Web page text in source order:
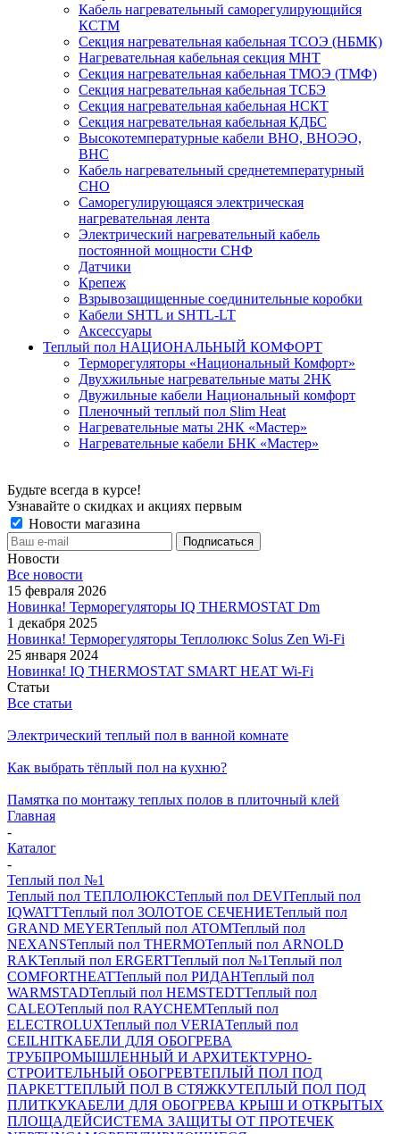
Кабель нагревательный саморегулирующийся
КСТМ
Секция нагревательная кабельная ТСОЭ (НБМК)
Нагревательная кабельная секция МНТ
Секция нагревательная кабельная ТМОЭ (ТМФ)
Секция нагревательная кабельная ТСБЭ
Секция нагревательная кабельная НСКТ
Секция нагревательная кабельная КДБС
Высокотемпературные кабели ВНО, ВНОЭО,
ВНС
Кабель нагревательный среднетемпературный
СНО
Саморегулирующаяся электрическая
нагревательная лента
Электрический нагревательный кабель
постоянной мощности СНФ
Датчики
Крепеж
Взрывозащищенные соединительные коробки
Кабели SHTL и SHTL-LT
Аксессуары
Теплый пол НАЦИОНАЛЬНЫЙ КОМФОРТ
Терморегуляторы «Национальный Комфорт»
Двухжильные нагревательные маты 2НК
Двужильные кабели Национальный комфорт
Пленочный теплый пол Slim Heat
Нагревательные маты 2НК «Мастер»
Нагревательные кабели БНК «Мастер»
Будьте всегда в курсе!
Узнавайте о скидках и акциях первым
Новости магазина
Новости
Все новости
15 февраля 2026
Новинка! Терморегуляторы IQ THERMOSTAT Dm
1 декабря 2025
Новинка! Терморегуляторы Теплолюкс Solus Zen Wi-Fi
25 января 2024
Новинка! IQ THERMOSTAT SMART HEAT Wi-Fi
Статьи
Все статьи
Электрический теплый пол в ванной комнате
Как выбрать тёплый пол на кухню?
Памятка по монтажу теплых полов в плиточный клей
Главная
-
Каталог
-
Теплый пол №1
Теплый пол ТЕПЛОЛЮКСТеплый пол DEVIТеплый пол
IQWATTТеплый пол ЗОЛОТОЕ СЕЧЕНИЕТеплый пол
GRAND MEYERТеплый пол ATOMТеплый пол
NEXANSТеплый пол THERMOТеплый пол ARNOLD
RAKТеплый пол ERGERTТеплый пол №1Теплый пол
COMFORTHEATТеплый пол РИДАНТеплый пол
WARMSTADТеплый пол HEMSTEDTТеплый пол
CALEOТеплый пол RAYCHEMТеплый пол
ELECTROLUXТеплый пол VERIAТеплый пол
CEILHITКАБЕЛИ ДЛЯ ОБОГРЕВА
ТРУБПРОМЫШЛЕННЫЙ И АРХИТЕКТУРНО-
СТРОИТЕЛЬНЫЙ ОБОГРЕВТЕПЛЫЙ ПОЛ ПОД
ПАРКЕТТЕПЛЫЙ ПОЛ В СТЯЖКУТЕПЛЫЙ ПОЛ ПОД
ПЛИТКУКАБЕЛИ ДЛЯ ОБОГРЕВА КРЫШ И ОТКРЫТЫХ
ПЛОЩАДЕЙСИСТЕМА ЗАЩИТЫ ОТ ПРОТЕЧЕК